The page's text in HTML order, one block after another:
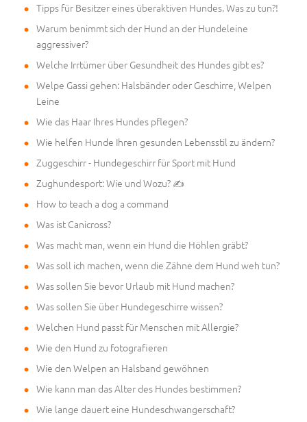
Tipps für Besitzer eines überaktiven Hundes. Was zu tun?!
Warum benimmt sich der Hund an der Hundeleine
aggressiver?
Welche Irrtümer über Gesundheit des Hundes gibt es?
Welpe Gassi gehen: Halsbänder oder Geschirre, Welpen
Leine
Wie das Haar Ihres Hundes pflegen?
Wie helfen Hunde Ihren gesunden Lebensstil zu ändern?
Zuggeschirr - Hundegeschirr für Sport mit Hund
Zughundesport: Wie und Wozu? ✍
How to teach a dog a command
Was ist Canicross?
Was macht man, wenn ein Hund die Höhlen gräbt?
Was soll ich machen, wenn die Zähne dem Hund weh tun?
Was sollen Sie bevor Urlaub mit Hund machen?
Was sollen Sie über Hundegeschirre wissen?
Welchen Hund passt für Menschen mit Allergie?
Wie den Hund zu fotografieren
Wie den Welpen an Halsband gewöhnen
Wie kann man das Alter des Hundes bestimmen?
Wie lange dauert eine Hundeschwangerschaft?